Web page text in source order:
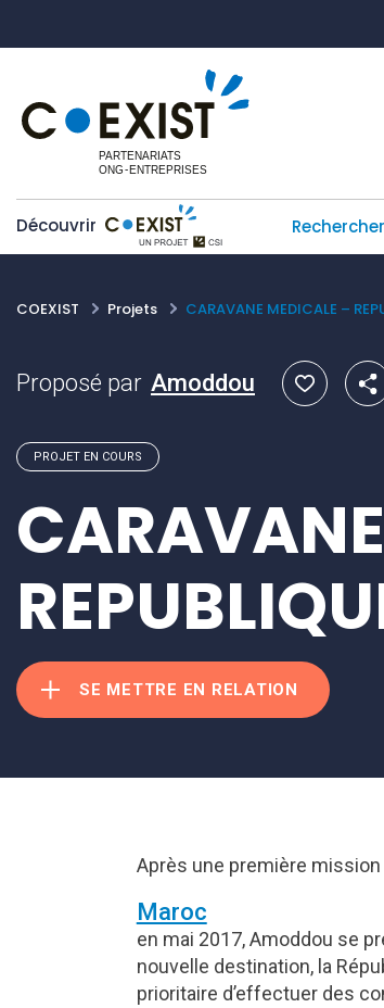
Découvrir
COEXIST Projets CARAVANE MEDICALE –
Proposé par Amoddou
PROJET EN COURS
SE METTRE EN RELATION
Après une première mission
Maroc
en mai 2017, Amoddou se
nouvelle destination, la
prioritaire d’effectuer des